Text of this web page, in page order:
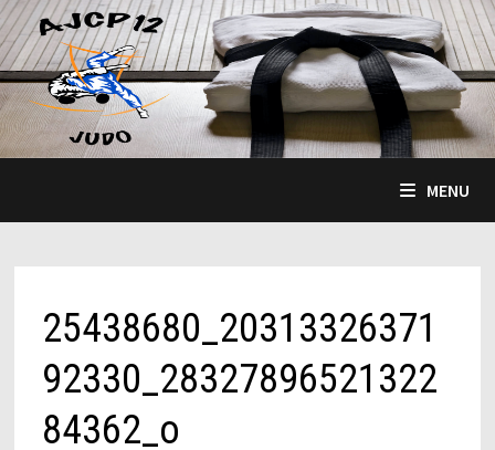
Passer
au
contenu
MENU
25438680_20313326371
92330_28327896521322
84362_o